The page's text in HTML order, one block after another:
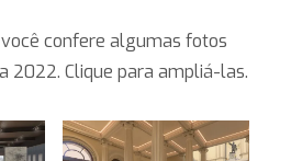
confere algumas fotos
2022. Clique para ampliá-las.